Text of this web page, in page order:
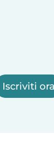
Iscriviti ora